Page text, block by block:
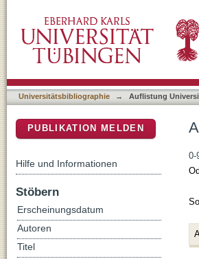
Universitätsbibliographie → Auflistung
0-
PUBLIKATION MELDEN
Hilfe und Informationen
Stöbern
Erscheinungsdatum
Autoren
Titel